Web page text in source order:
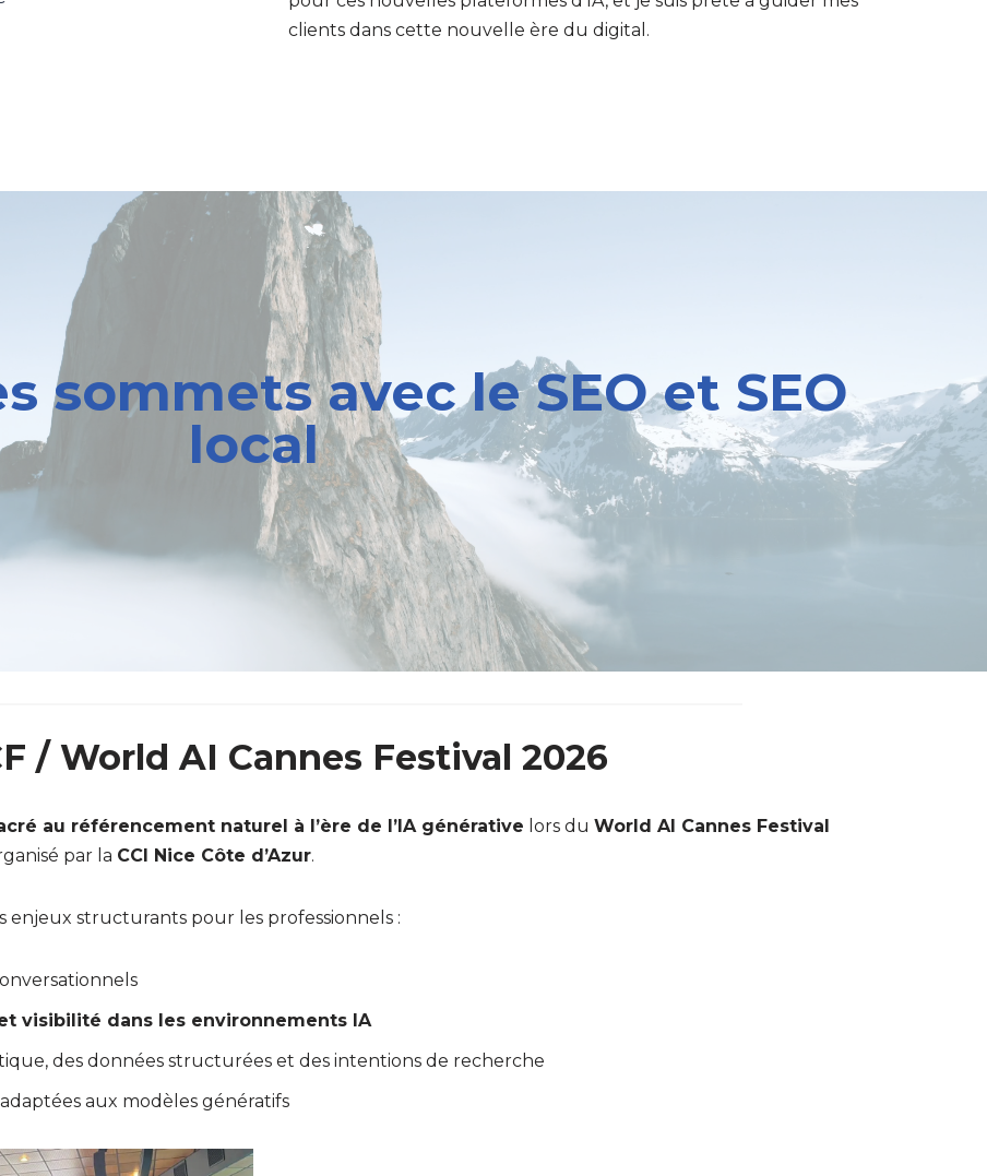
clients dans cette nouvelle ère du digital.
sommets avec le SEO et SEO
local
/ World AI Cannes Festival 2026
au référencement naturel à l’ère de l’IA générative lors du World AI Cannes Festival
par la CCI Nice Côte d’Azur.
enjeux structurants pour les professionnels :
visibilité dans les environnements IA
des données structurées et des intentions de recherche
adaptées aux modèles génératifs